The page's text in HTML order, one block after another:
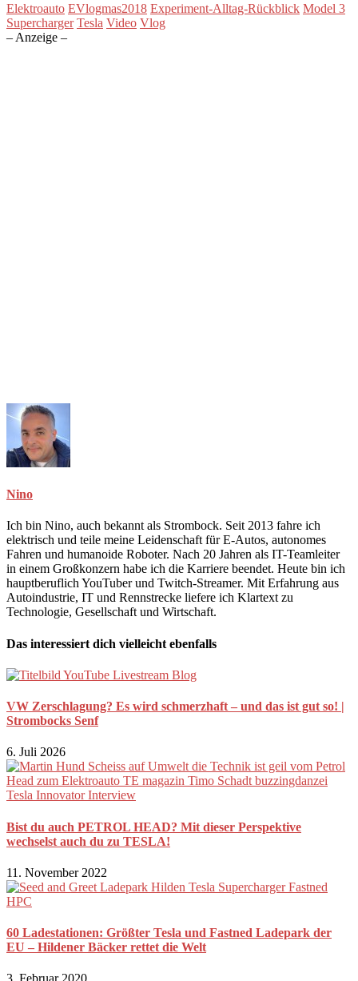
Elektroauto EVlogmas2018 Experiment-Alltag-Rückblick Model 3
Supercharger Tesla Video Vlog
– Anzeige –
Nino
Ich bin Nino, auch bekannt als Strombock. Seit 2013 fahre ich
elektrisch und teile meine Leidenschaft für E-Autos, autonomes
Fahren und humanoide Roboter. Nach 20 Jahren als IT-Teamleiter
in einem Großkonzern habe ich die Karriere beendet. Heute bin ich
hauptberuflich YouTuber und Twitch-Streamer. Mit Erfahrung aus
Autoindustrie, IT und Rennstrecke liefere ich Klartext zu
Technologie, Gesellschaft und Wirtschaft.
Das interessiert dich vielleicht ebenfalls
VW Zerschlagung? Es wird schmerzhaft – und das ist gut so! |
Strombocks Senf
6. Juli 2026
Bist du auch PETROL HEAD? Mit dieser Perspektive
wechselst auch du zu TESLA!
11. November 2022
60 Ladestationen: Größter Tesla und Fastned Ladepark der
EU – Hildener Bäcker rettet die Welt